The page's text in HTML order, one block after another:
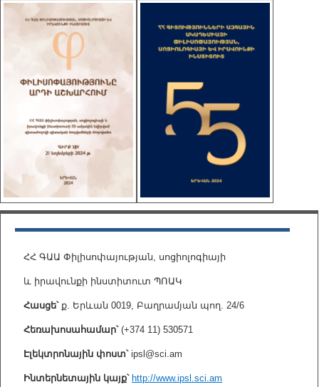
ՀՀ ԳԱԱ Փիլիսոփայության, սոցիոլոգիայի
և իրավունքի ինստիտուտ ՊՈԱԿ
Հասցե՝ ք. Երևան 0019, Բաղրամյան պող. 24/6
Հեռախոսահամար՝ (+374 11) 530571
Էլեկտրոնային փոստ՝ipsl@sci.am
Ինտերնետային կայք՝ http://www.ipsl.sci.am